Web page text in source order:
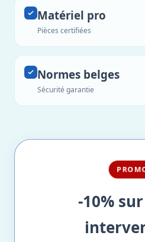
Matériel pro
Pièces certifiées
Normes belges
Sécurité garantie
-10%